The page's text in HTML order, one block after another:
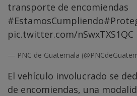
transporte de encomiendas
#EstamosCumpliendo
pic.twitter.com/nSwxTXS1QC
— PNC de Guatemala
El vehículo involucrado se
de encomiendas, una